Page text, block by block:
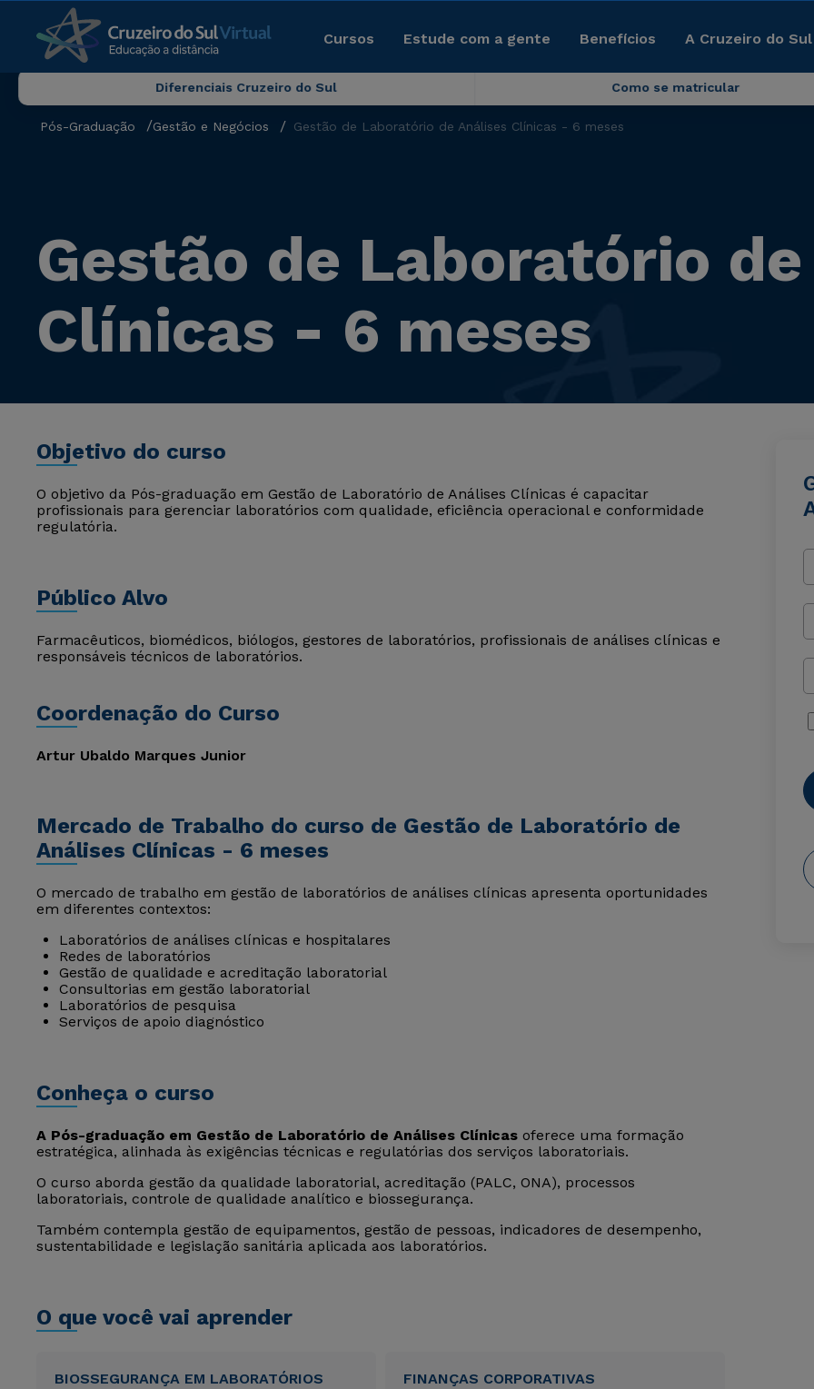
Cursos Estude com a gente Benefícios A Cruzeiro do
Diferenciais Cruzeiro do Sul Como se matricular
Pós-Graduação Gestão e Negócios Gestão de Laboratório de Análises Clínicas - 6 meses
Gestão de Laboratório
Clínicas - 6 meses
Objetivo do curso
O objetivo da Pós-graduação em Gestão de Laboratório de Análises Clínicas é capacitar
profissionais para gerenciar laboratórios com qualidade, eficiência operacional e conformidade
regulatória.
Público Alvo
Farmacêuticos, biomédicos, biólogos, gestores de laboratórios, profissionais de análises clínicas e
responsáveis técnicos de laboratórios.
Coordenação do Curso
Artur Ubaldo Marques Junior
Mercado de Trabalho do curso de Gestão de Laboratório de
Análises Clínicas - 6 meses
O mercado de trabalho em gestão de laboratórios de análises clínicas apresenta oportunidades
em diferentes contextos:
Laboratórios de análises clínicas e hospitalares
Redes de laboratórios
Gestão de qualidade e acreditação laboratorial
Consultorias em gestão laboratorial
Laboratórios de pesquisa
Serviços de apoio diagnóstico
Conheça o curso
A Pós-graduação em Gestão de Laboratório de Análises Clínicas oferece uma formação
estratégica, alinhada às exigências técnicas e regulatórias dos serviços laboratoriais.
O curso aborda gestão da qualidade laboratorial, acreditação (PALC, ONA), processos
laboratoriais, controle de qualidade analítico e biossegurança.
Também contempla gestão de equipamentos, gestão de pessoas, indicadores de desempenho,
sustentabilidade e legislação sanitária aplicada aos laboratórios.
O que você vai aprender
BIOSSEGURANÇA EM LABORATÓRIOS FINANÇAS CORPORATIVAS